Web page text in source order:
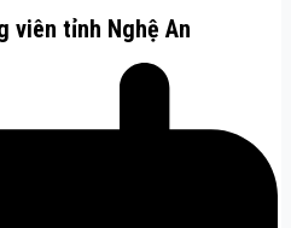
viên tỉnh Nghệ An